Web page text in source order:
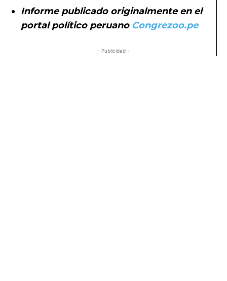
Informe publicado originalmente en el
portal político peruano Congrezoo.pe
- Publicidad -